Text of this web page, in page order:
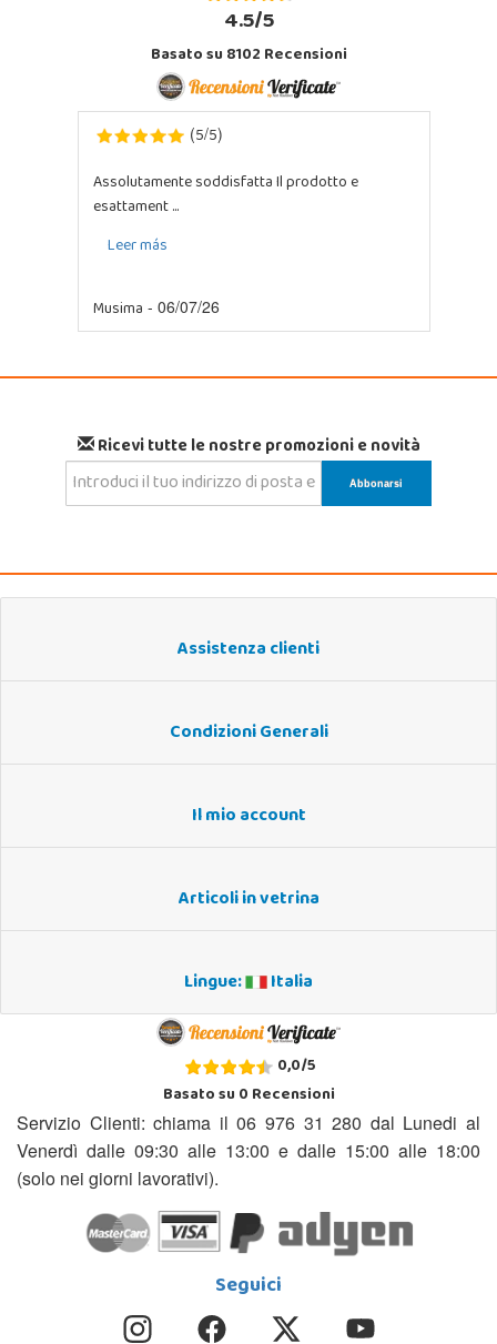
4.5/5
Basato su 8102 Recensioni
(5/5)
Assolutamente soddisfatta Il prodotto e
esattament ...
Leer más
Musima - 06/07/26
Ricevi tutte le nostre promozioni e novità
Assistenza clienti
Condizioni Generali
Il mio account
Articoli in vetrina
Lingue: Italia
0,0/5
Basato su0Recensioni
Servizio Clienti: chiama il 06 976 31 280 dal Lunedi al
Venerdì dalle 09:30 alle 13:00 e dalle 15:00 alle 18:00
(solo nei giorni lavorativi).
Seguici